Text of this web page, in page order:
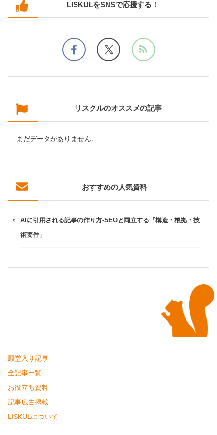
LISKULをSNSで応援する！
リスクルのオススメの記事
まだデータがありません。
おすすめの人気資料
AIに引用される記事の作り方-SEOと両立する「構造・根拠・技
術要件」
殿堂入り記事
全記事一覧
お役立ち資料
記事広告掲載
LISKULについて